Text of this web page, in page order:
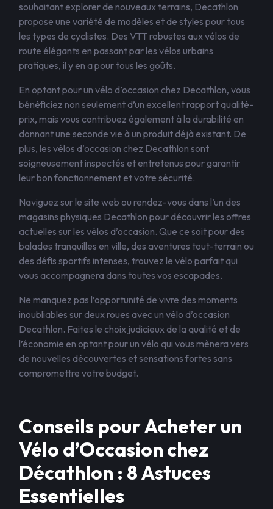
souhaitant explorer de nouveaux terrains, Decathlon
propose une variété de modèles et de styles pour tous
les types de cyclistes. Des VTT robustes aux vélos de
route élégants en passant par les vélos urbains
pratiques, il y en a pour tous les goûts.
En optant pour un vélo d’occasion chez Decathlon, vous
bénéficiez non seulement d’un excellent rapport qualité-
prix, mais vous contribuez également à la durabilité en
donnant une seconde vie à un produit déjà existant. De
plus, les vélos d’occasion chez Decathlon sont
soigneusement inspectés et entretenus pour garantir
leur bon fonctionnement et votre sécurité.
Naviguez sur le site web ou rendez-vous dans l’un des
magasins physiques Decathlon pour découvrir les offres
actuelles sur les vélos d’occasion. Que ce soit pour des
balades tranquilles en ville, des aventures tout-terrain ou
des défis sportifs intenses, trouvez le vélo parfait qui
vous accompagnera dans toutes vos escapades.
Ne manquez pas l’opportunité de vivre des moments
inoubliables sur deux roues avec un vélo d’occasion
Decathlon. Faites le choix judicieux de la qualité et de
l’économie en optant pour un vélo qui vous mènera vers
de nouvelles découvertes et sensations fortes sans
compromettre votre budget.
Conseils pour Acheter un
Vélo d’Occasion chez
Décathlon : 8 Astuces
Essentielles